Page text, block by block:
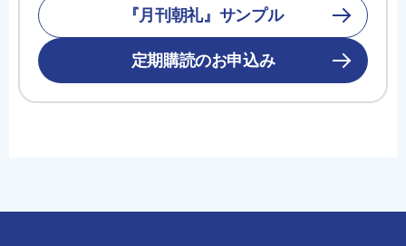
『月刊朝礼』サンプル
定期購読のお申込み